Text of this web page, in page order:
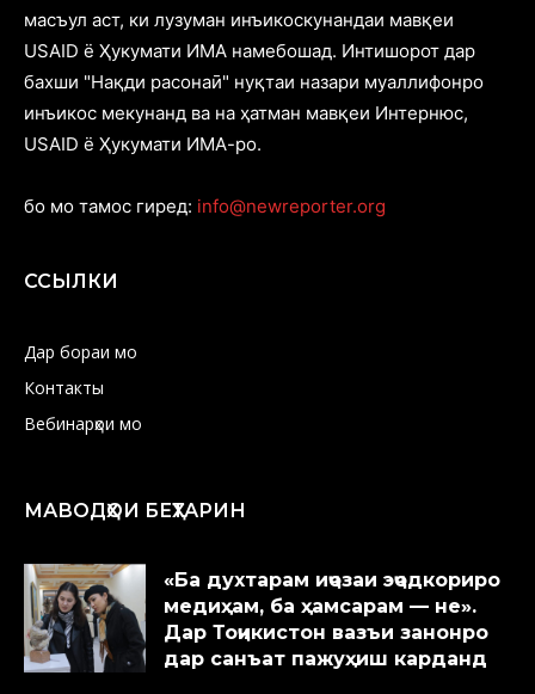
масъул аст, ки лузуман инъикоскунандаи мавқеи
USAID ё Ҳукумати ИМА намебошад. Интишорот дар
бахши "Нақди расонаӣ" нуқтаи назари муаллифонро
инъикос мекунанд ва на ҳатман мавқеи Интернюс,
USAID ё Ҳукумати ИМА-ро.
бо мо тамос гиред: info@newreporter.org
ССЫЛКИ
Дар бораи мо
Контакты
Вебинарҳои мо
МАВОДҲОИ БЕҲТАРИН
«Ба духтарам иҷозаи эҷодкориро
медиҳам, ба ҳамсарам — не».
Дар Тоҷикистон вазъи занонро
дар санъат пажуҳиш карданд